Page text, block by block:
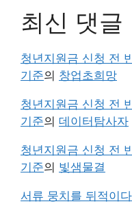
최신 댓글
청년지원금 신청 전
기준의 창업초희망
청년지원금 신청 전
기준의 데이터탐사자
청년지원금 신청 전
기준의 빛샘물결
서류 뭉치를 뒤적이